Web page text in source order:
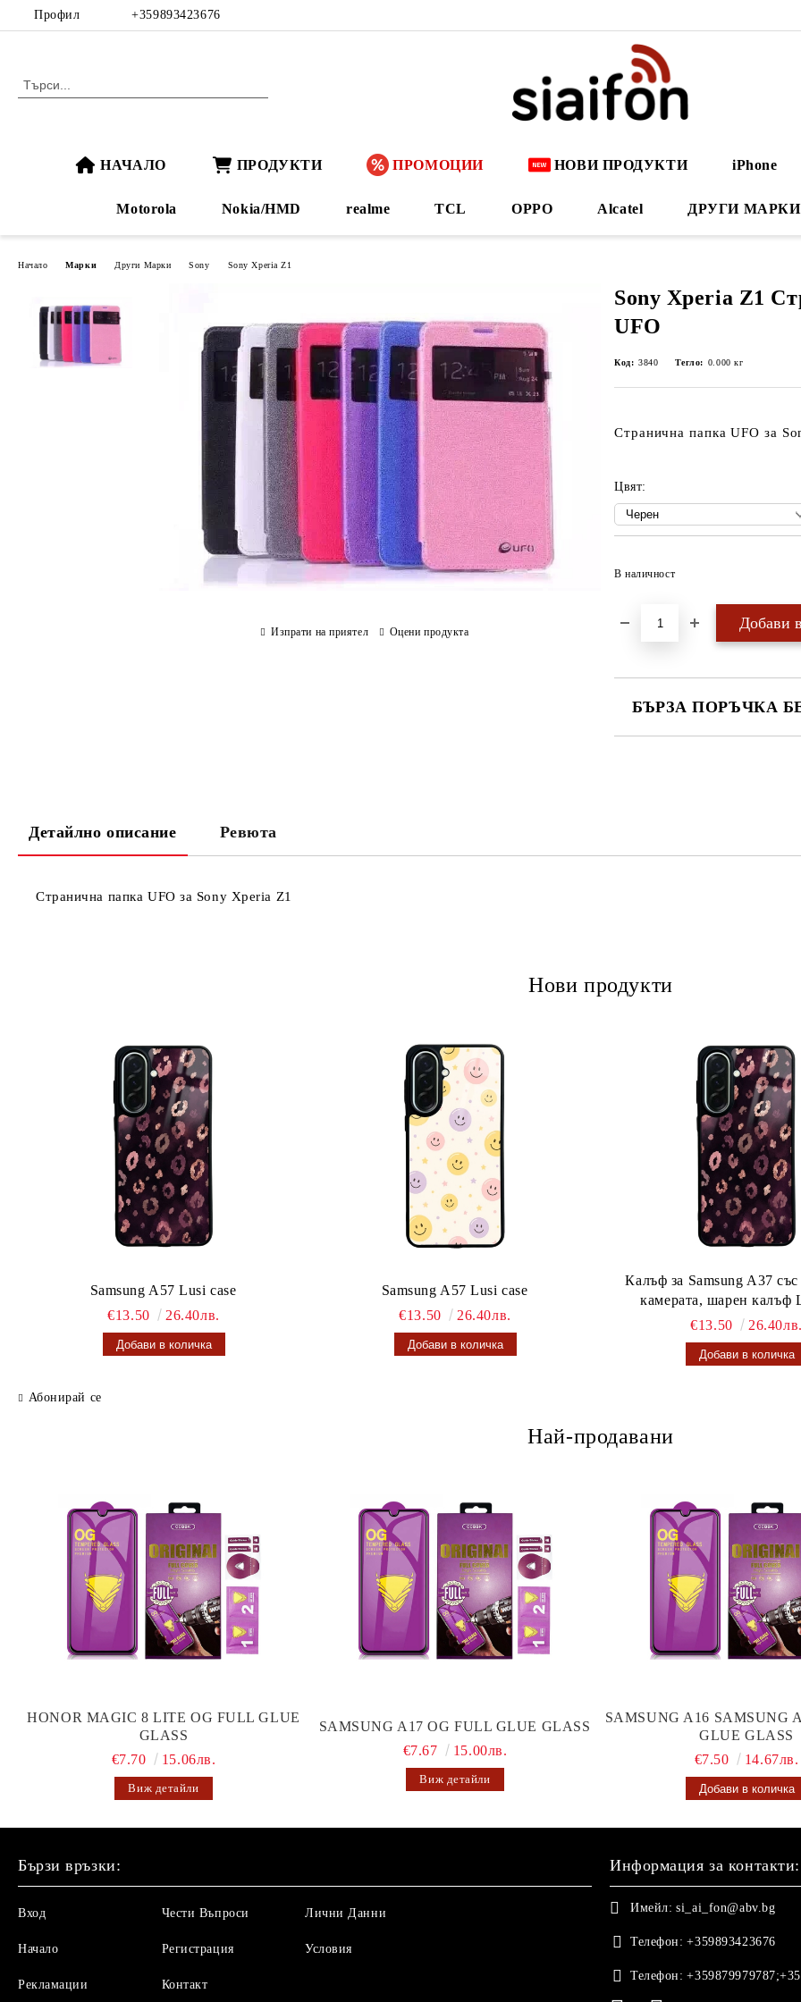
Профил +359893423676
НАЧАЛО ПРОДУКТИ ПРОМОЦИИ НОВИ ПРОДУКТИ iPhone
Motorola Nokia/HMD realme TCL OPPO Alcatel ДРУГИ МАРКИ
Начало Марки Други Марки Sony Sony Xperia Z1
Sony Xperia Z1
UFO
Код: 3840 Тегло: 0.000 кг
Странична папка UFO за
Цвят:
В наличност
БЪРЗА ПОРЪЧКА
Изпрати на приятел Оцени продукта
Детайлно описание Ревюта
Странична папка UFO за Sony Xperia Z1
Нови продукти
Samsung A57 Lusi case
€13.50
26.40лв.
Samsung A57 Lusi case
€13.50
26.40лв.
Калъф за Samsung A37
камерата, шарен калъф
€13.50
26.40лв.
Абонирай се
Най-продавани
HONOR MAGIC 8 LITE OG FULL GLUE
GLASS
€7.70
15.06лв.
Виж детайли
SAMSUNG A17 OG FULL GLUE GLASS
€7.67
15.00лв.
Виж детайли
SAMSUNG A16 SAMSUNG
GLUE GLASS
€7.50
14.67лв.
Бързи връзки:
Вход
Начало
Рекламации
Чести Въпроси
Регистрация
Контакт
Лични Данни
Условия
Информация за контакти:
Имейл: si_ai_fon@abv.bg
Телефон: +359893423676
Телефон: